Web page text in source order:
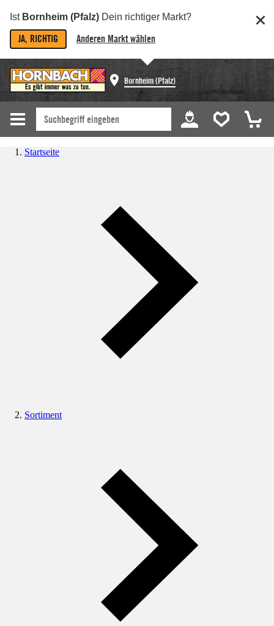
Ist Bornheim (Pfalz) Dein richtiger Markt?
JA, RICHTIG Anderen Markt wählen
Bornheim (Pfalz)
Startseite
Sortiment